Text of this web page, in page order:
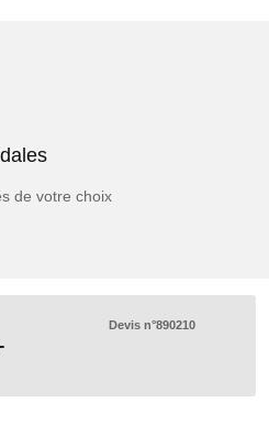
de votre choix
Market
supprimer toute concurrence.
d’être remboursé de votre achat
Devis n°890210